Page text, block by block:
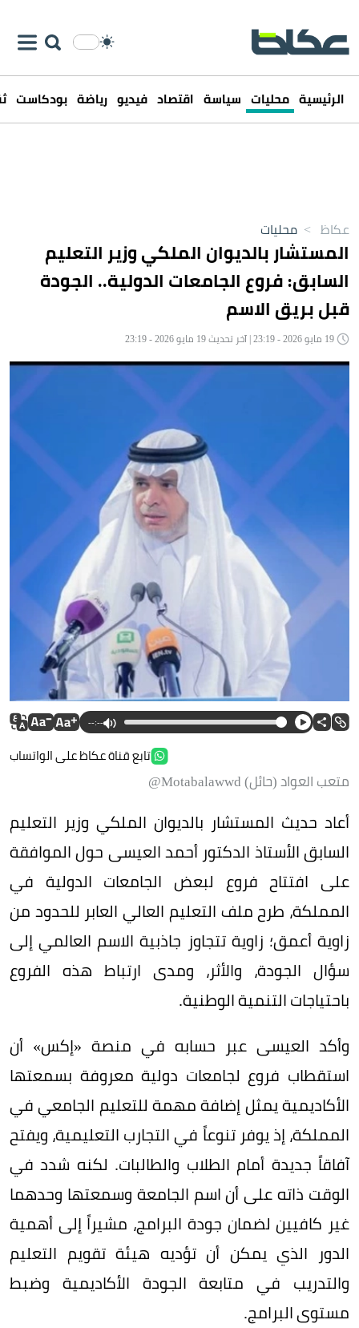
الرئيسية محليات سياسة اقتصاد فيديو رياضة بودكاست
عكاظ > محليات
المستشار بالديوان الملكي وزير التعليم
السابق: فروع الجامعات الدولية.. الجودة
قبل بريق الاسم
--:--
تابع قناة عكاظ على الواتساب
متعب العواد (حائل) Motabalawwd@
أعاد حديث المستشار بالديوان الملكي وزير التعليم
السابق الأستاذ الدكتور أحمد العيسى حول الموافقة
على افتتاح فروع لبعض الجامعات الدولية في
المملكة، طرح ملف التعليم العالي العابر للحدود من
زاوية أعمق؛ زاوية تتجاوز جاذبية الاسم العالمي إلى
سؤال الجودة، والأثر، ومدى ارتباط هذه الفروع
باحتياجات التنمية الوطنية.
وأكد العيسى عبر حسابه في منصة «إكس» أن
استقطاب فروع لجامعات دولية معروفة بسمعتها
الأكاديمية يمثل إضافة مهمة للتعليم الجامعي في
المملكة، إذ يوفر تنوعاً في التجارب التعليمية، ويفتح
آفاقاً جديدة أمام الطلاب والطالبات. لكنه شدد في
الوقت ذاته على أن اسم الجامعة وسمعتها وحدهما
غير كافيين لضمان جودة البرامج، مشيراً إلى أهمية
الدور الذي يمكن أن تؤديه هيئة تقويم التعليم
والتدريب في متابعة الجودة الأكاديمية وضبط
مستوى البرامج.